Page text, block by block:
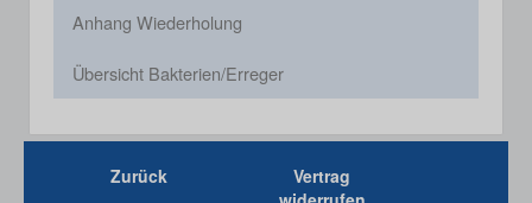
Anhang Wiederholung
Übersicht Bakterien/Erreger
Zurück
Vertrag